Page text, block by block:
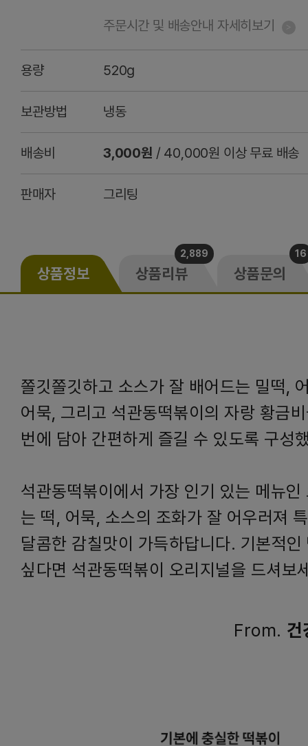
주문시간 및 배송안내 자세히보기
용량 520g
보관방법 냉동
배송비 3,000원 / 40,000원 이상 무료 배송
판매자 그리팅
상품정보 상품리뷰
2,889
상품문의
16
쫄깃쫄깃하고 소스가 잘 배어드는 밀떡,
어묵, 그리고 석관동떡볶이의 자랑 황금
번에 담아 간편하게 즐길 수 있도록 구성
석관동떡볶이에서 가장 인기 있는 메뉴
는 떡, 어묵, 소스의 조화가 잘 어우러져
달콤한 감칠맛이 가득하답니다. 기본적
싶다면 석관동떡볶이 오리지널을 드셔보
From. 건